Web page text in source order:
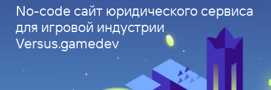
No-code сайт юридического сервиса
для игровой индустрии
Versus.gamedev